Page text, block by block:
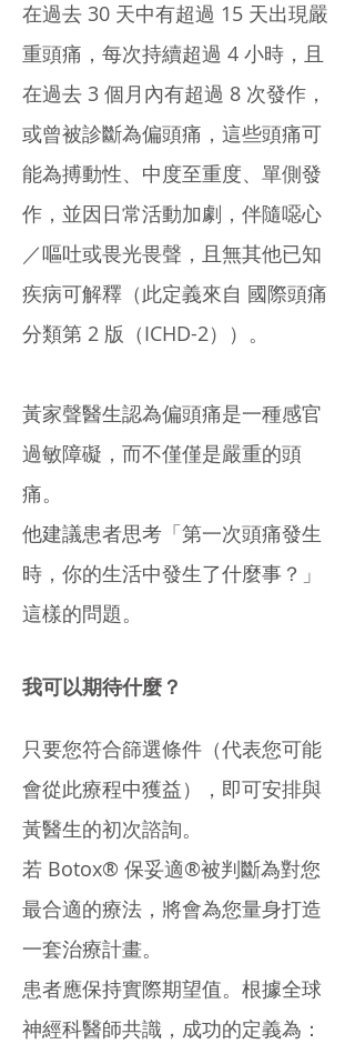
在過去 30 天中有超過 15 天出現嚴
重頭痛，每次持續超過 4 小時，且
在過去 3 個月內有超過 8 次發作，
或曾被診斷為偏頭痛，這些頭痛可
能為搏動性、中度至重度、單側發
作，並因日常活動加劇，伴隨噁心
／嘔吐或畏光畏聲，且無其他已知
疾病可解釋（此定義來自 國際頭痛
分類第 2 版（ICHD-2））。
黃家聲醫生認為偏頭痛是一種感官
過敏障礙，而不僅僅是嚴重的頭
痛。
他建議患者思考「第一次頭痛發生
時，你的生活中發生了什麼事？」
這樣的問題。
我可以期待什麼？
只要您符合篩選條件（代表您可能
會從此療程中獲益），即可安排與
黃醫生的初次諮詢。
若 Botox® 保妥適®被判斷為對您
最合適的療法，將會為您量身打造
一套治療計畫。
患者應保持實際期望值。根據全球
神經科醫師共識，成功的定義為：